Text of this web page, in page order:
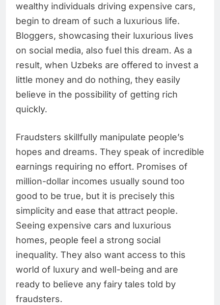
wealthy individuals driving expensive cars,
begin to dream of such a luxurious life.
Bloggers, showcasing their luxurious lives
on social media, also fuel this dream. As a
result, when Uzbeks are offered to invest a
little money and do nothing, they easily
believe in the possibility of getting rich
quickly.
Fraudsters skillfully manipulate people’s
hopes and dreams. They speak of incredible
earnings requiring no effort. Promises of
million-dollar incomes usually sound too
good to be true, but it is precisely this
simplicity and ease that attract people.
Seeing expensive cars and luxurious
homes, people feel a strong social
inequality. They also want access to this
world of luxury and well-being and are
ready to believe any fairy tales told by
fraudsters.